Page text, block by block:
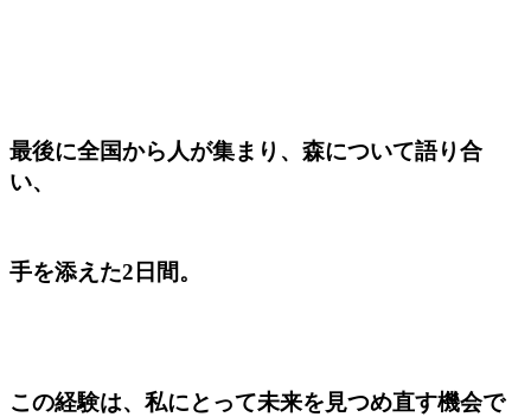
最後に全国から人が集まり、森について語り合
い、
手を添えた2日間。
この経験は、私にとって未来を見つめ直す機会で